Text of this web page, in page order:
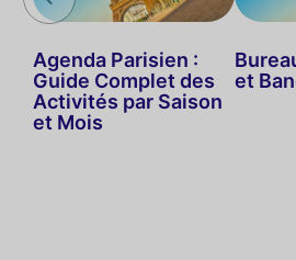
Agenda Parisien :
Guide Complet des
Activités par Saison
et Mois
et